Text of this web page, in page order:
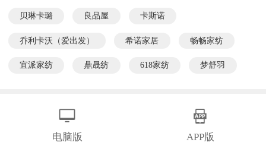
贝琳卡璐 良品屋 卡斯诺
乔利卡沃（爱出发） 希诺家居 畅畅家纺
宜派家纺 鼎晟纺 618家纺 梦舒羽
电脑版 APP版